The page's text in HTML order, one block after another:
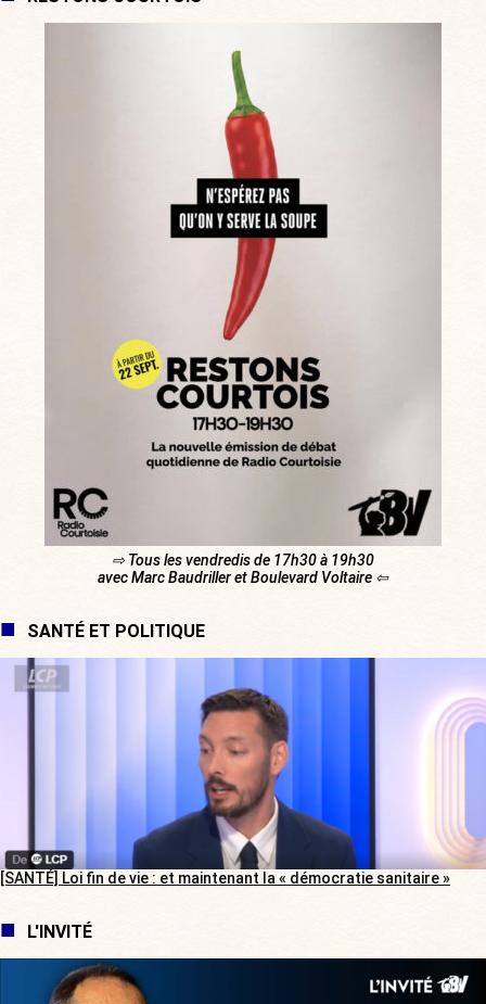
⇨ Tous les vendredis de 17h30 à 19h30
avec Marc Baudriller et Boulevard Voltaire ⇦
SANTÉ ET POLITIQUE
[SANTÉ] Loi fin de vie : et maintenant la « démocratie sanitaire »
L'INVITÉ